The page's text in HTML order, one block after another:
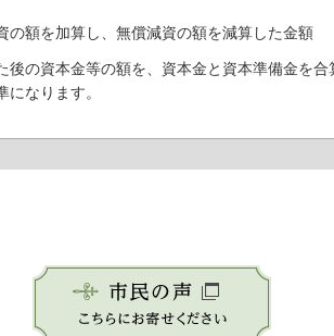
の額を加算し、無償減資の額を減算した金額
後の資本金等の額を、資本金と資本準備金を
なります。